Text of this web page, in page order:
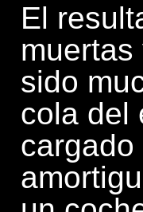
El
sido
cola del